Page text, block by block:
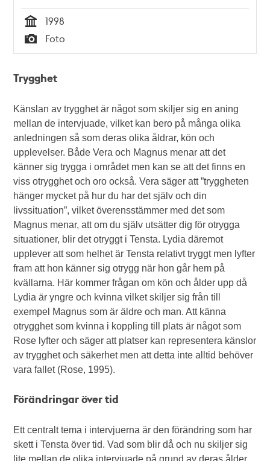
Tid
1998
Typ
Foto
Trygghet
Känslan av trygghet är något som skiljer sig en aning
mellan de intervjuade, vilket kan bero på många olika
anledningen så som deras olika åldrar, kön och
upplevelser. Både Vera och Magnus menar att det
känner sig trygga i området men kan se att det finns en
viss otrygghet och oro också. Vera säger att ”tryggheten
hänger mycket på hur du har det själv och din
livssituation”, vilket överensstämmer med det som
Magnus menar, att om du själv utsätter dig för otrygga
situationer, blir det otryggt i Tensta. Lydia däremot
upplever att som helhet är Tensta relativt tryggt men lyfter
fram att hon känner sig otrygg när hon går hem på
kvällarna. Här kommer frågan om kön och ålder upp då
Lydia är yngre och kvinna vilket skiljer sig från till
exempel Magnus som är äldre och man. Att känna
otrygghet som kvinna i koppling till plats är något som
Rose lyfter och säger att platser kan representera känslor
av trygghet och säkerhet men att detta inte alltid behöver
vara fallet (Rose, 1995).
Förändringar över tid
Ett centralt tema i intervjuerna är den förändring som har
skett i Tensta över tid. Vad som blir då och nu skiljer sig
lite mellan de olika intervjuade på grund av deras ålder